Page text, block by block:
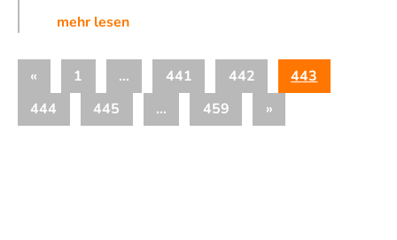
mehr lesen
Seitennummerierung
der
Beiträge
« Vorherige
Beiträge
1 … 441 442
443
444
445 … 459
Nächste
»